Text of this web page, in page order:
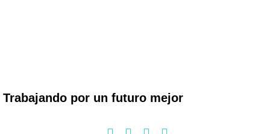
Trabajando por un futuro mejor